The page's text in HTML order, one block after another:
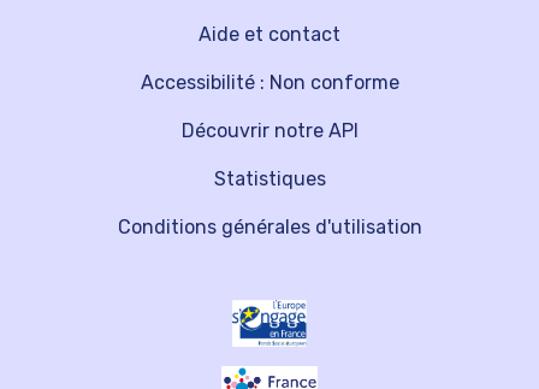
Découvrir notre API
Aide et contact
Statistiques
Accessibilité : Non conforme
Conditions générales d'utilisation